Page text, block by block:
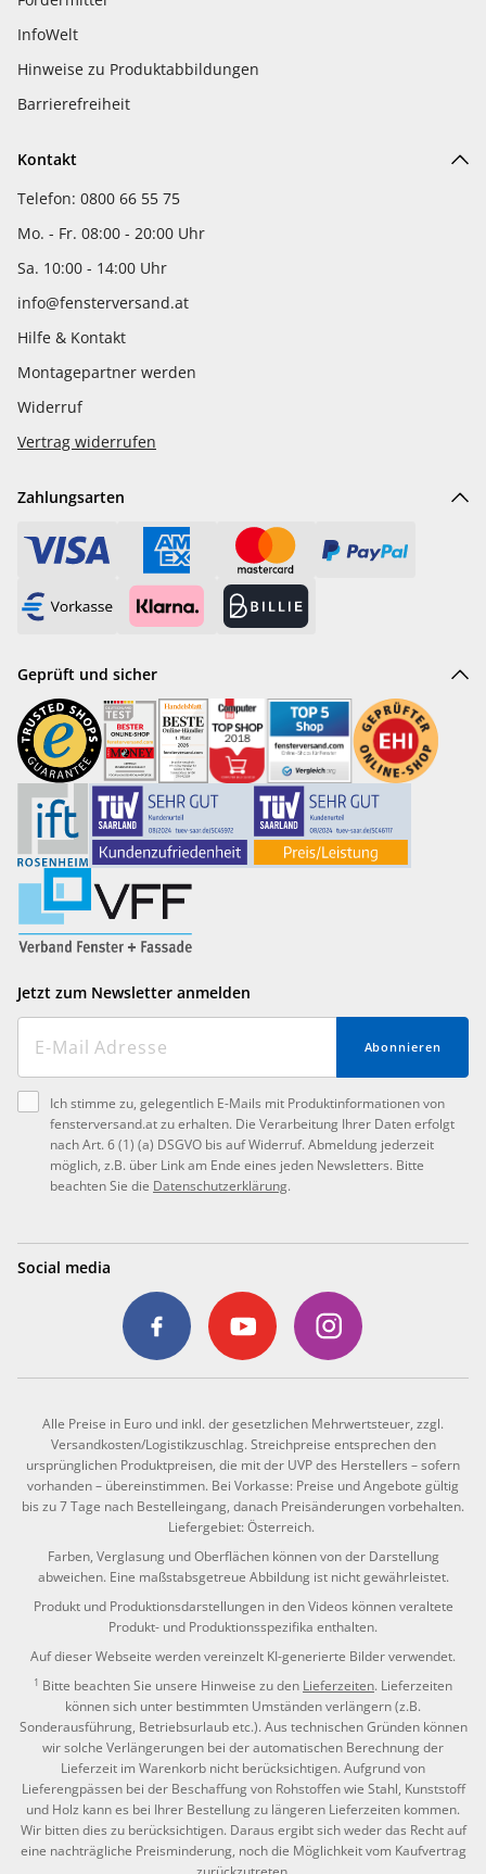
InfoWelt
Hinweise zu Produktabbildungen
Barrierefreiheit
Kontakt
Telefon: 0800 66 55 75
Mo. - Fr. 08:00 - 20:00 Uhr
Sa. 10:00 - 14:00 Uhr
info@fensterversand.at
Hilfe & Kontakt
Montagepartner werden
Widerruf
Vertrag widerrufen
Zahlungsarten
Geprüft und sicher
Jetzt zum Newsletter anmelden
Abonnieren
Ich stimme zu, gelegentlich E-Mails mit Produktinformationen von
fensterversand.at zu erhalten. Die Verarbeitung Ihrer Daten erfolgt
nach Art. 6 (1) (a) DSGVO bis auf Widerruf. Abmeldung jederzeit
möglich, z.B. über Link am Ende eines jeden Newsletters. Bitte
beachten Sie die Datenschutzerklärung.
Social media
Alle Preise in Euro und inkl. der gesetzlichen Mehrwertsteuer, zzgl.
Versandkosten/Logistikzuschlag. Streichpreise entsprechen den
ursprünglichen Produktpreisen, die mit der UVP des Herstellers – sofern
vorhanden – übereinstimmen. Bei Vorkasse: Preise und Angebote gültig
bis zu 7 Tage nach Bestelleingang, danach Preisänderungen vorbehalten.
Liefergebiet: Österreich.
Farben, Verglasung und Oberflächen können von der Darstellung
abweichen. Eine maßstabsgetreue Abbildung ist nicht gewährleistet.
Produkt und Produktionsdarstellungen in den Videos können veraltete
Produkt- und Produktionsspezifika enthalten.
Auf dieser Webseite werden vereinzelt KI-generierte Bilder verwendet.
1 Bitte beachten Sie unsere Hinweise zu den Lieferzeiten. Lieferzeiten
können sich unter bestimmten Umständen verlängern (z.B.
Sonderausführung, Betriebsurlaub etc.). Aus technischen Gründen können
wir solche Verlängerungen bei der automatischen Berechnung der
Lieferzeit im Warenkorb nicht berücksichtigen. Aufgrund von
Lieferengpässen bei der Beschaffung von Rohstoffen wie Stahl, Kunststoff
und Holz kann es bei Ihrer Bestellung zu längeren Lieferzeiten kommen.
Wir bitten dies zu berücksichtigen. Daraus ergibt sich weder das Recht auf
eine nachträgliche Preisminderung, noch die Möglichkeit vom Kaufvertrag